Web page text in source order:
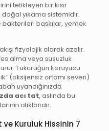
tetikleyen bir kısır
doğal yıkama sistemidir.
baskılar, yemek
fizyolojik olarak azalır.
alma veya susuzluk
Tükürüğün koruyucu
(oksijensiz ortamı seven)
uyandığınızda
acı tat, aslında bu
atıklarıdır.
ve Kuruluk Hissinin 7